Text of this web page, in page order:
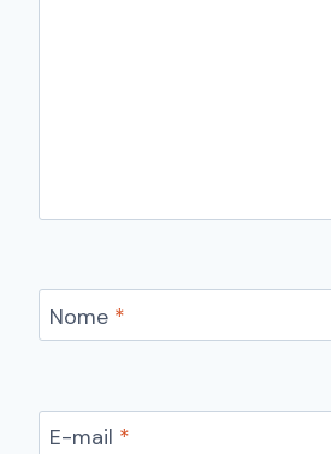
Nome *
E-mail *